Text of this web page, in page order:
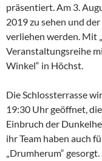
präsentiert. Am 3.
2019 zu sehen und
verliehen werden. Mit
Veranstaltungsreihe
Winkel“ in Höchst.
Die Schlossterrasse
19:30 Uhr geöffnet,
Einbruch der
ihr Team haben auch
„Drumherum“